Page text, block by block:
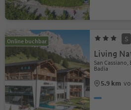
Online buchbar S
Living
San
Badia
5.9 km